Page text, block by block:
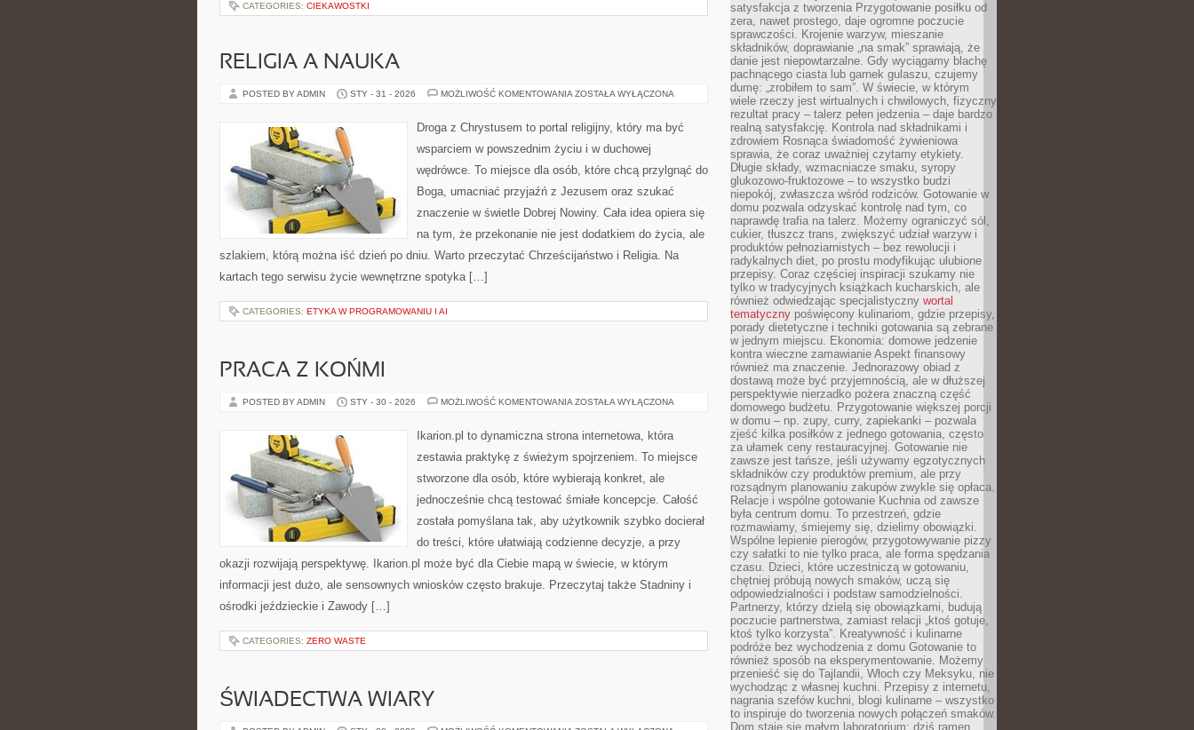
CATEGORIES: CIEKAWOSTKI
RELIGIA A NAUKA
POSTED BY ADMIN STY - 31 - 2026 MOŻLIWOŚĆ KOMENTOWANIA RELIGIA
ZOSTAŁA WYŁĄCZONA
Droga z Chrystusem to portal religijny, który ma być
wsparciem w powszednim życiu i w duchowej
wędrówce. To miejsce dla osób, które chcą przylgnąć do
Boga, umacniać przyjaźń z Jezusem oraz szukać
znaczenie w świetle Dobrej Nowiny. Cała idea opiera się
na tym, że przekonanie nie jest dodatkiem do życia, ale
szlakiem, którą można iść dzień po dniu. Warto przeczytać Chrześcijaństwo i Religia. Na
kartach tego serwisu życie wewnętrzne spotyka […]
CATEGORIES: ETYKA W PROGRAMOWANIU I AI
PRACA Z KOŃMI
POSTED BY ADMIN STY - 30 - 2026 MOŻLIWOŚĆ KOMENTOWANIA PRACA
ZOSTAŁA WYŁĄCZONA
Ikarion.pl to dynamiczna strona internetowa, która
zestawia praktykę z świeżym spojrzeniem. To miejsce
stworzone dla osób, które wybierają konkret, ale
jednocześnie chcą testować śmiałe koncepcje. Całość
została pomyślana tak, aby użytkownik szybko docierał
do treści, które ułatwiają codzienne decyzje, a przy
okazji rozwijają perspektywę. Ikarion.pl może być dla Ciebie mapą w świecie, w którym
informacji jest dużo, ale sensownych wniosków często brakuje. Przeczytaj także Stadniny i
ośrodki jeździeckie i Zawody […]
CATEGORIES: ZERO WASTE
ŚWIADECTWA WIARY
satysfakcja z tworzenia Przygotowanie posiłku od
zera, nawet prostego, daje ogromne poczucie
sprawczości. Krojenie warzyw, mieszanie
składników, doprawianie „na smak” sprawiają, że
danie jest niepowtarzalne. Gdy wyciągamy blachę
pachnącego ciasta lub garnek gulaszu, czujemy
dumę: „zrobiłem to sam”. W świecie, w którym
wiele rzeczy jest wirtualnych i chwilowych, fizyczny
rezultat pracy – talerz pełen jedzenia – daje bardzo
realną satysfakcję. Kontrola nad składnikami i
zdrowiem Rosnąca świadomość żywieniowa
sprawia, że coraz uważniej czytamy etykiety.
Długie składy, wzmacniacze smaku, syropy
glukozowo-fruktozowe – to wszystko budzi
niepokój, zwłaszcza wśród rodziców. Gotowanie w
domu pozwala odzyskać kontrolę nad tym, co
naprawdę trafia na talerz. Możemy ograniczyć sól,
cukier, tłuszcz trans, zwiększyć udział warzyw i
produktów pełnoziarnistych – bez rewolucji i
radykalnych diet, po prostu modyfikując ulubione
przepisy. Coraz częściej inspiracji szukamy nie
tylko w tradycyjnych książkach kucharskich, ale
również odwiedzając specjalistyczny wortal
tematyczny poświęcony kulinariom, gdzie przepisy,
porady dietetyczne i techniki gotowania są zebrane
w jednym miejscu. Ekonomia: domowe jedzenie
kontra wieczne zamawianie Aspekt finansowy
również ma znaczenie. Jednorazowy obiad z
dostawą może być przyjemnością, ale w dłuższej
perspektywie nierzadko pożera znaczną część
domowego budżetu. Przygotowanie większej porcji
w domu – np. zupy, curry, zapiekanki – pozwala
zjeść kilka posiłków z jednego gotowania, często
za ułamek ceny restauracyjnej. Gotowanie nie
zawsze jest tańsze, jeśli używamy egzotycznych
składników czy produktów premium, ale przy
rozsądnym planowaniu zakupów zwykle się opłaca.
Relacje i wspólne gotowanie Kuchnia od zawsze
była centrum domu. To przestrzeń, gdzie
rozmawiamy, śmiejemy się, dzielimy obowiązki.
Wspólne lepienie pierogów, przygotowywanie pizzy
czy sałatki to nie tylko praca, ale forma spędzania
czasu. Dzieci, które uczestniczą w gotowaniu,
chętniej próbują nowych smaków, uczą się
odpowiedzialności i podstaw samodzielności.
Partnerzy, którzy dzielą się obowiązkami, budują
poczucie partnerstwa, zamiast relacji „ktoś gotuje,
ktoś tylko korzysta”. Kreatywność i kulinarne
podróże bez wychodzenia z domu Gotowanie to
również sposób na eksperymentowanie. Możemy
przenieść się do Tajlandii, Włoch czy Meksyku, nie
wychodząc z własnej kuchni. Przepisy z internetu,
nagrania szefów kuchni, blogi kulinarne – wszystko
to inspiruje do tworzenia nowych połączeń smaków.
Dom staje się małym laboratorium: dziś ramen,